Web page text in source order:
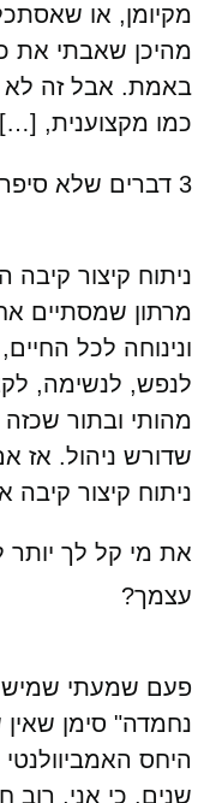
מקיומן, או
מהיכן שאבתי את
באמת. אבל זה לא
כמו מקצוענית, […]
3 דברים שלא סיפרו לך על קיצור קיבה
ונינוחה לכל
לנפש, לנשימה,
מהותי ובתור
שדורש ניהול. אז
ניתוח קיצור
את מי קל לך
עצמך?
פעם שמעתי
נחמדה" סימן
היחס
שנים. כי אני, רוב